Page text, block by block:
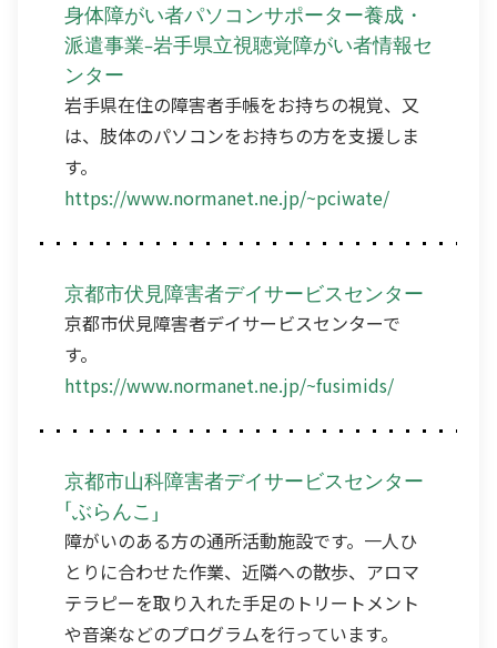
身体障がい者パソコンサポーター養成・
派遣事業-岩手県立視聴覚障がい者情報セ
ンター
岩手県在住の障害者手帳をお持ちの視覚、又
は、肢体のパソコンをお持ちの方を支援しま
す。
https://www.normanet.ne.jp/~pciwate/
京都市伏見障害者デイサービスセンター
京都市伏見障害者デイサービスセンターで
す。
https://www.normanet.ne.jp/~fusimids/
京都市山科障害者デイサービスセンター
「ぶらんこ」
障がいのある方の通所活動施設です。一人ひ
とりに合わせた作業、近隣への散歩、アロマ
テラピーを取り入れた手足のトリートメント
や音楽などのプログラムを行っています。